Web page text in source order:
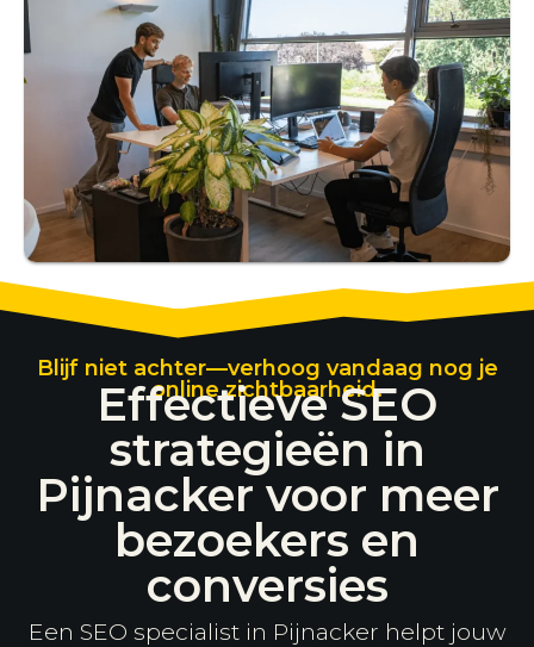
Blijf niet achter—verhoog vandaag nog je
online zichtbaarheid.
Effectieve SEO
strategieën in
Pijnacker voor meer
bezoekers en
conversies
Een SEO specialist in Pijnacker helpt jouw